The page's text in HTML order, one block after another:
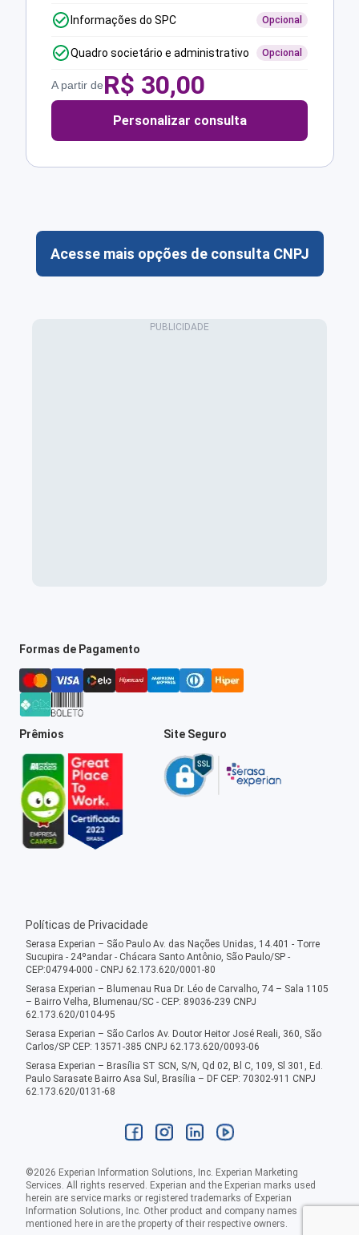
Informações do SPC Opcional
Quadro societário e administrativo Opcional
A partir deR$ 30,00
Personalizar consulta
Acesse mais opções de consulta CNPJ
Formas de Pagamento
Prêmios Site Seguro
Políticas de Privacidade
Serasa Experian – São Paulo Av. das Nações Unidas, 14.401 - Torre
Sucupira - 24ºandar - Chácara Santo Antônio, São Paulo/SP -
CEP:04794-000 - CNPJ 62.173.620/0001-80
Serasa Experian – Blumenau Rua Dr. Léo de Carvalho, 74 – Sala 1105
– Bairro Velha, Blumenau/SC - CEP: 89036-239 CNPJ
62.173.620/0104-95
Serasa Experian – São Carlos Av. Doutor Heitor José Reali, 360, São
Carlos/SP CEP: 13571-385 CNPJ 62.173.620/0093-06
Serasa Experian – Brasília ST SCN, S/N, Qd 02, Bl C, 109, Sl 301, Ed.
Paulo Sarasate Bairro Asa Sul, Brasília – DF CEP: 70302-911 CNPJ
62.173.620/0131-68
©2026 Experian Information Solutions, Inc. Experian Marketing
Services. All rights reserved. Experian and the Experian marks used
herein are service marks or registered trademarks of Experian
Information Solutions, Inc. Other product and company names
mentioned here in are the property of their respective owners.